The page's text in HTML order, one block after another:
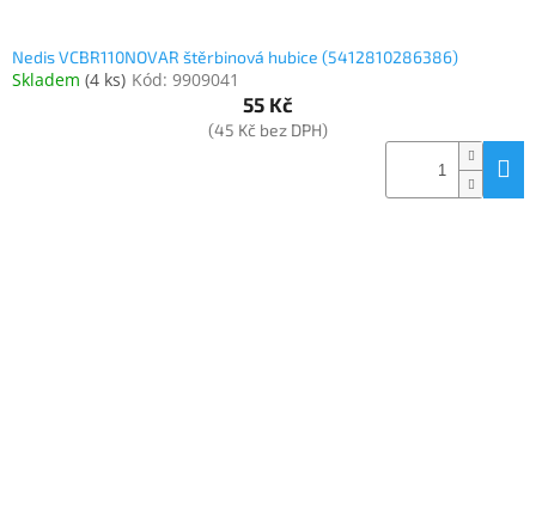
Nedis VCBR110NOVAR štěrbinová hubice (5412810286386)
Skladem (4 ks) Kód: 9909041
55 Kč
(45 Kč bez DPH)